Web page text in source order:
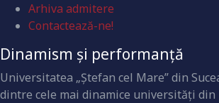
Arhiva admitere
Contactează-ne!
Dinamism și performanță
Universitatea „Ştefan cel Mare” din
dintre cele mai dinamice universităţi din